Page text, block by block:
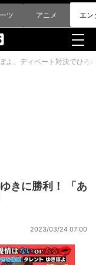
ツ アニメ エン
よ、ディベート対決でひろ
きに勝利！ 「あ
2023/03/24 07:00